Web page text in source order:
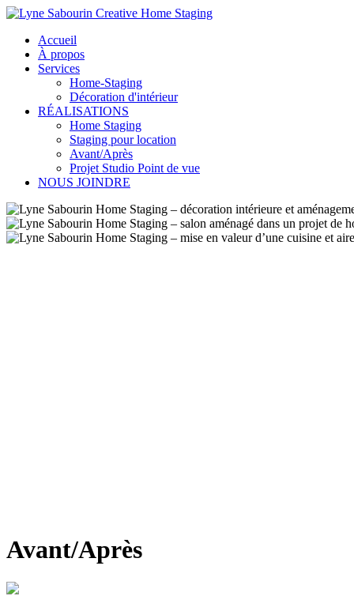
Accueil
À propos
Services
Home-Staging
Décoration d'intérieur
RÉALISATIONS
Home Staging
Staging pour location
Avant/Après
Projet Studio Point de vue
NOUS JOINDRE
Avant/Après